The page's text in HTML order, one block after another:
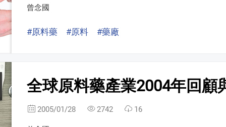
曾念國
#原料藥 #原料 #藥廠
全球原料藥產業2004年回顧
2005/01/28 2742 16